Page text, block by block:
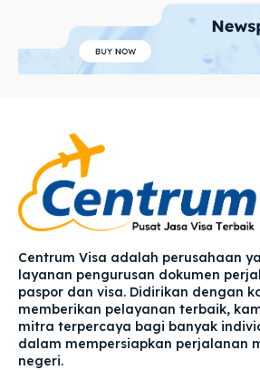
Centrum Visa adalah perusahaan
layanan pengurusan dokumen
paspor dan visa. Didirikan dengan
memberikan pelayanan terbaik,
mitra terpercaya bagi banyak
dalam mempersiapkan perjalanan
negeri.